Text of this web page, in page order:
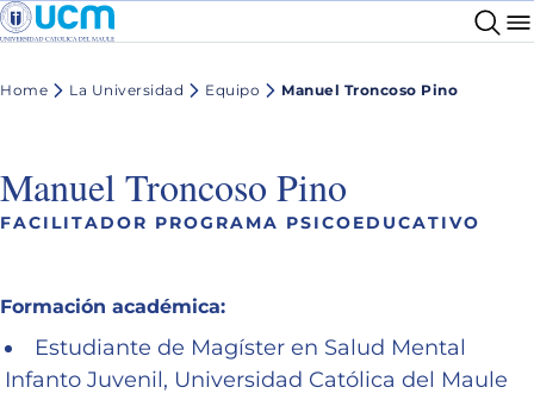
Home La Universidad Equipo Manuel Troncoso Pino
Manuel Troncoso Pino
FACILITADOR PROGRAMA PSICOEDUCATIVO
Formación académica:
Estudiante de Magíster en Salud Mental
Infanto Juvenil, Universidad Católica del Maule